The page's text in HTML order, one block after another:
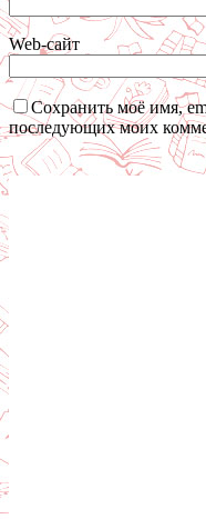
Web-сайт
Сохранить моё имя,
последующих моих